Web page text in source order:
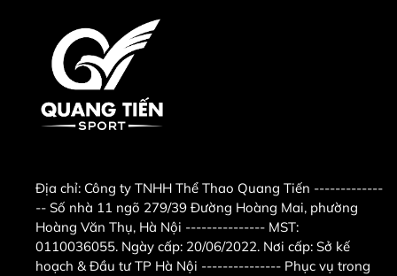
Địa chỉ: Công ty TNHH Thể Thao Quang Tiến -------------
-- Số nhà 11 ngõ 279/39 Đường Hoàng Mai, phường
Hoàng Văn Thụ, Hà Nội --------------- MST:
0110036055. Ngày cấp: 20/06/2022. Nơi cấp: Sở kế
hoạch & Đầu tư TP Hà Nội --------------- Phục vụ trong